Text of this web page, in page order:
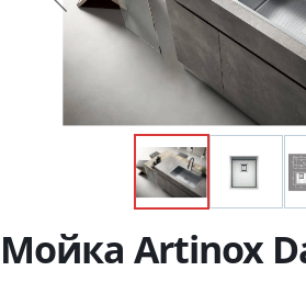
Мойка Artinox